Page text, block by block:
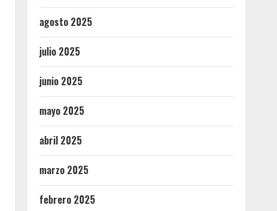
agosto 2025
julio 2025
junio 2025
mayo 2025
abril 2025
marzo 2025
febrero 2025